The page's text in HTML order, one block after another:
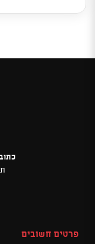
תד:
פרטים חשובים